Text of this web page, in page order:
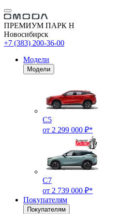
ПРЕМИУМ ПАРК Н
Новосибирск
+7 (383) 200-36-00
Модели
Модели
C5
от 2 299 000 ₽*
C7
от 2 739 000 ₽*
Покупателям
Покупателям